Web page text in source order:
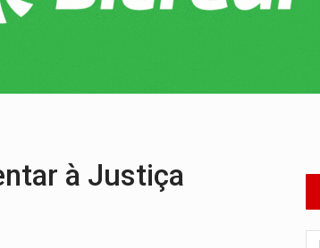
educação municipal em Porto Velho
com oportunidade de integrar equipe
sobre trajetória da Lei Maria da Penha
à Justiça